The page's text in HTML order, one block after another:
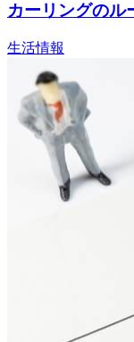
カーリングのル
生活情報